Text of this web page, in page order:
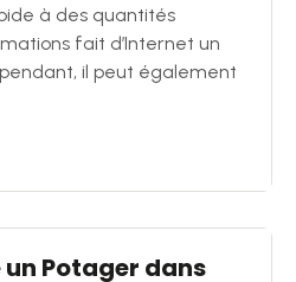
à des quantités
fait d’Internet un
il peut également
Potager dans